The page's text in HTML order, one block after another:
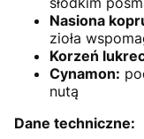
Nasiona
zioła
Korzeń
Cynamon:
nutą
Dane techniczne: